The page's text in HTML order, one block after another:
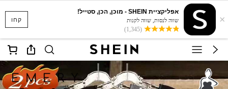
קחו ×
אפליקציית SHEIN - מוכן, הכן, סטייל!
שווה לנסות, שווה לקנות
(1,345)